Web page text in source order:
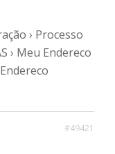
› Processo
› Meu Endereco
#49421